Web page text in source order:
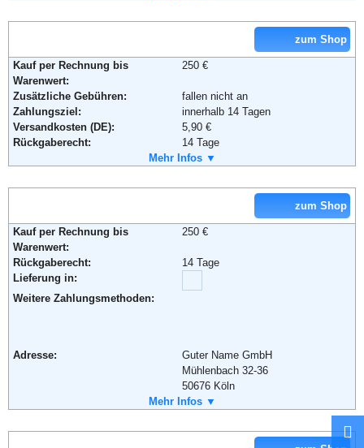
Fax:
+49 (0) 800 7866465
kundenservice@runnerspoint.de
Soziale Kanäle:
Weiterführende Informationen: Blog,AGB
Lieferung in:
Adresse:
EGO IST GmbH
Webergasse 1
01067 Dresden
Fax:
+49 (0351) 48123 848
Soziale Kanäle:
Weiterführende Informationen:
AGB
zum Shop
Kauf per Rechnung bis
Warenwert:
250 €
Zusätzliche Gebühren:
fallen nicht an
Zahlungsziel:
innerhalb 14 Tagen
Versandkosten (DE):
5,90 €
Rückgaberecht:
14 Tage
Ja
Lieferung in:
Adresse:
Editions Atlas SAS
Soziale Kanäle:
Weiterführende Informationen: AGB
Mehr Infos ▼
zum Shop
Kauf per Rechnung bis
Warenwert:
250 €
Rückgaberecht:
14 Tage
Lieferung in:
Weitere Zahlungsmethoden:
Adresse:
Guter Name GmbH
Mühlenbach 32-36
50676 Köln
01805 486233
Email:
info@guna.de
Mehr Infos ▼